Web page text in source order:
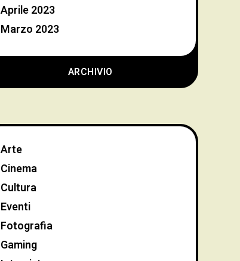
ARCHIVIO
Aprile 2023
Marzo 2023
Arte
Cinema
Cultura
Eventi
Fotografia
Gaming